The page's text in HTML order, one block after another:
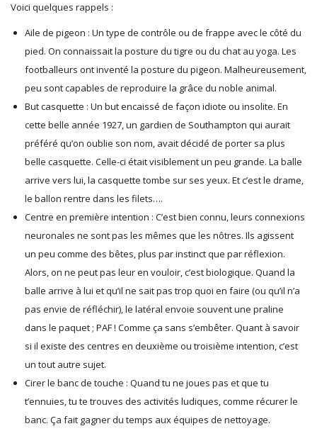
Voici quelques rappels :
Aile de pigeon : Un type de contrôle ou de frappe avec le côté du
pied. On connaissait la posture du tigre ou du chat au yoga. Les
footballeurs ont inventé la posture du pigeon. Malheureusement,
peu sont capables de reproduire la grâce du noble animal.
But casquette : Un but encaissé de façon idiote ou insolite. En
cette belle année 1927, un gardien de Southampton qui aurait
préféré qu’on oublie son nom, avait décidé de porter sa plus
belle casquette. Celle-ci était visiblement un peu grande. La balle
arrive vers lui, la casquette tombe sur ses yeux. Et c’est le drame,
le ballon rentre dans les filets….
Centre en première intention : C’est bien connu, leurs connexions
neuronales ne sont pas les mêmes que les nôtres. Ils agissent
un peu comme des bêtes, plus par instinct que par réflexion.
Alors, on ne peut pas leur en vouloir, c’est biologique. Quand la
balle arrive à lui et qu’il ne sait pas trop quoi en faire (ou qu’il n’a
pas envie de réfléchir), le latéral envoie souvent une praline
dans le paquet ; PAF ! Comme ça sans s’embêter. Quant à savoir
si il existe des centres en deuxième ou troisième intention, c’est
un tout autre sujet.
Cirer le banc de touche : Quand tu ne joues pas et que tu
t’ennuies, tu te trouves des activités ludiques, comme récurer le
banc. Ça fait gagner du temps aux équipes de nettoyage.